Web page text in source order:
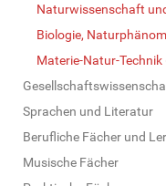
Naturwissenschaft
Biologie,
Materie-Natur-Technik
Sprachen und Literatur
Berufliche Fächer und
Musische Fächer